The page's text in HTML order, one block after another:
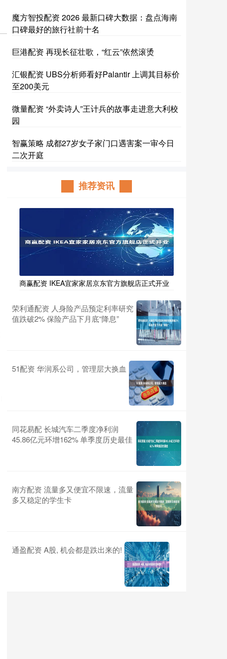
魔方智投配资 2026 最新口碑大数据：盘点海南
口碑最好的旅行社前十名
巨港配资 再现长征壮歌，“红云”依然滚烫
汇银配资 UBS分析师看好Palantir 上调其目标价
至200美元
微量配资 “外卖诗人”王计兵的故事走进意大利校
园
智赢策略 成都27岁女子家门口遇害案一审今日
二次开庭
推荐资讯
商赢配资 IKEA宜家家居京东官方旗舰店正式开业
荣利通配资 人身险产品预定利率研究
值跌破2% 保险产品下月底“降息”
51配资 华润系公司，管理层大换血
同花易配 长城汽车二季度净利润
45.86亿元环增162% 单季度历史最佳
南方配资 流量多又便宜不限速，流量
多又稳定的学生卡
通盈配资 A股, 机会都是跌出来的!